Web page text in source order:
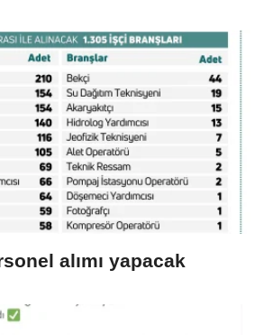
alımı yapacak